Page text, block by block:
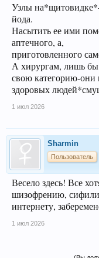
Узлы
йода.
Насытить ее ими
аптечного, а,
приготовленного
А хирургам, лишь бы
свою категорию-они
здоровых
1 июл 2026
Sharmin
Пользователь
Весело здесь! Все
шизофрению,
интернету,
1 июл 2026